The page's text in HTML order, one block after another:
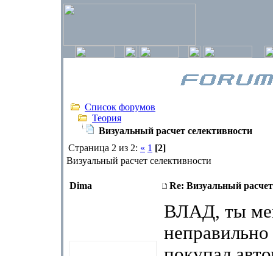
Список форумов
Теория
Визуальный расчет селективности
Страница 2 из 2: « 1 [2]
Визуальный расчет селективности
Dima Re: Визуальный
ВЛАД, ты